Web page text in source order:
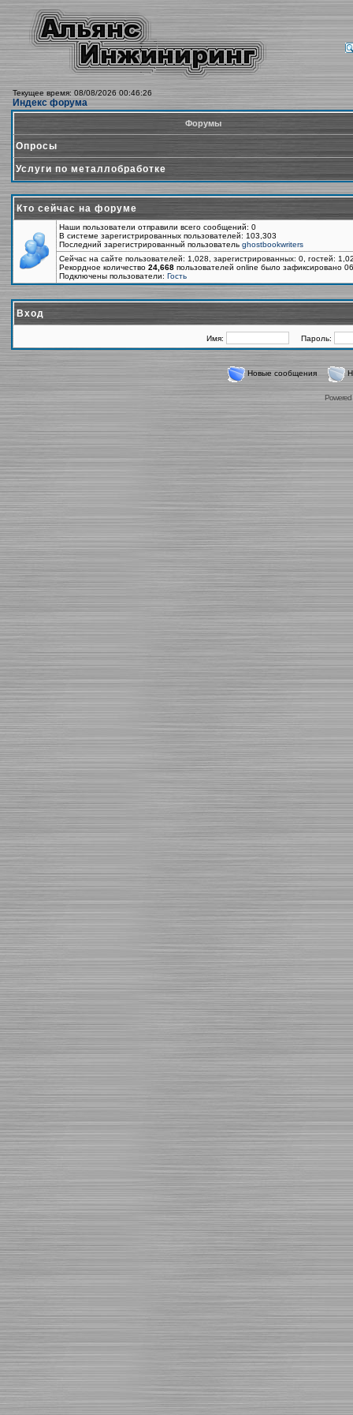
Текущее время: 08/08/2026 00:46:26
Индекс форума
Форумы
Опросы
Услуги по металлобработке
Кто сейчас на форуме
Наши пользователи отправили всего сообщений: 0
В системе зарегистрированных пользователей: 103,303
Последний зарегистрированный пользователь ghostbookwriters
Сейчас на сайте пользователей: 1,028, зарегистрированных: 0, гостей:
Рекордное количество 24,668 пользователей online было зафиксировано
Подключены пользователи: Гость
Вход
Имя: Пароль:
Новые сообщения